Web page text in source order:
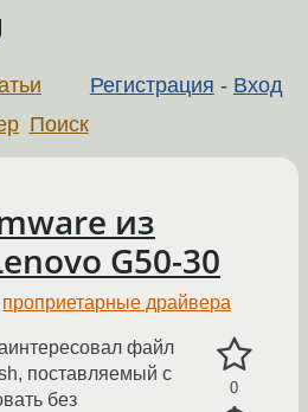
Регистрация - Вход
Поиск
из
G50-30
проприетарные драйвера
0
файл
поставляемый с
без